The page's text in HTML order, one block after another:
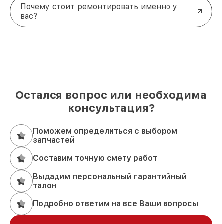
Почему стоит ремонтировать именно у
вас?
Остался вопрос или необходима
консультация?
Поможем определиться с выбором
запчастей
Составим точную смету работ
Выдадим персональный гарантийный
талон
Подробно ответим на все Ваши вопросы